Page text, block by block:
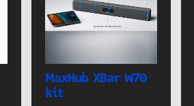
MaxHub XBar W70
kit